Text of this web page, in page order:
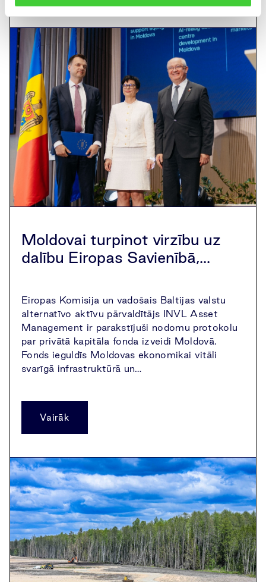
Moldovai turpinot virzību uz
dalību Eiropas Savienībā,...
Eiropas Komisija un vadošais Baltijas valstu
alternatīvo aktīvu pārvaldītājs INVL Asset
Management ir parakstījuši nodomu protokolu
par privātā kapitāla fonda izveidi Moldovā.
Fonds ieguldīs Moldovas ekonomikai vitāli
svarīgā infrastruktūrā un…
Vairāk